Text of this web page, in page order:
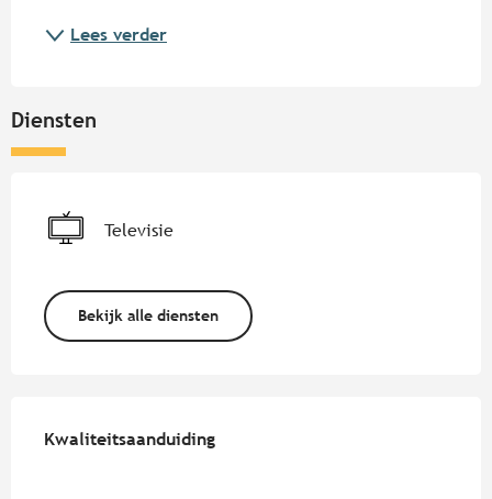
Lees verder
Diensten
Televisie
Bekijk alle diensten
Kwaliteitsaanduiding
Kwaliteitsaanduiding